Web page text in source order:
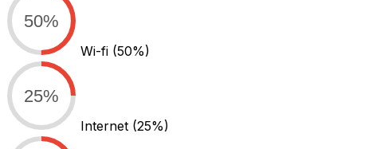
50%
Wi-fi (50%)
25%
Internet (25%)